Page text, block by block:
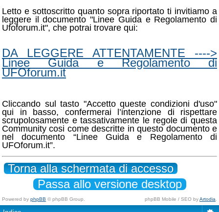
Letto e sottoscritto quanto sopra riportato ti invitiamo a
leggere il documento "Linee Guida e Regolamento di
Ufoforum.it", che potrai trovare qui:
DA LEGGERE ATTENTAMENTE ---->
Linee Guida e Regolamento di
UFOforum.it
Cliccando sul tasto "Accetto queste condizioni d'uso"
qui in basso, confermerai l’intenzione di rispettare
scrupolosamente e tassativamente le regole di questa
Community cosi come descritte in questo documento e
nel documento “Linee Guida e Regolamento di
UFOforum.it”.
Torna alla schermata di accesso
Passa allo versione desktop
Powered by phpBB © phpBB Group. phpBB Mobile / SEO byArtodia